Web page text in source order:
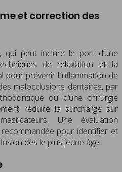
et correction des
qui peut inclure le port d’une
de relaxation et la
prévenir l’inflammation de
malocclusions dentaires, par
ou d’une chirurgie
réduire la surcharge sur
Une évaluation
pour identifier et
dès le plus jeune âge.